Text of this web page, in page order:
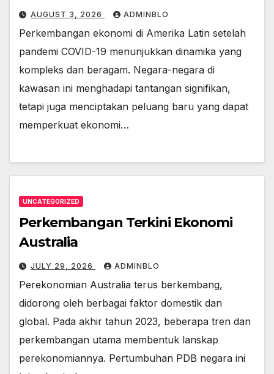
AUGUST 3, 2026 ADMINBLO
Perkembangan ekonomi di Amerika Latin setelah
pandemi COVID-19 menunjukkan dinamika yang
kompleks dan beragam. Negara-negara di
kawasan ini menghadapi tantangan signifikan,
tetapi juga menciptakan peluang baru yang dapat
memperkuat ekonomi…
UNCATEGORIZED
Perkembangan Terkini Ekonomi
Australia
JULY 29, 2026 ADMINBLO
Perekonomian Australia terus berkembang,
didorong oleh berbagai faktor domestik dan
global. Pada akhir tahun 2023, beberapa tren dan
perkembangan utama membentuk lanskap
perekonomiannya. Pertumbuhan PDB negara ini